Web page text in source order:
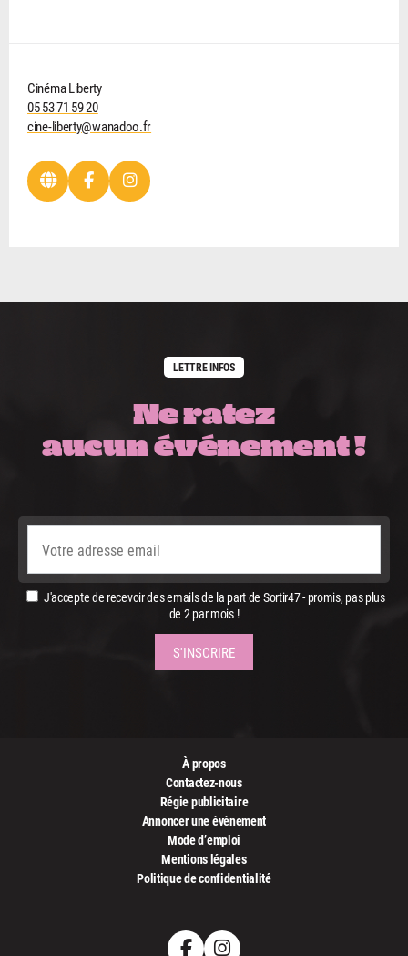
Cinéma Liberty
05 53 71 59 20
cine-liberty@wanadoo.fr
LETTRE INFOS
Ne ratez
aucun événement !
J'accepte de recevoir des emails de la part de Sortir47 - promis, pas plus
de 2 par mois !
À propos
Contactez-nous
Régie publicitaire
Annoncer une événement
Mode d’emploi
Mentions légales
Politique de confidentialité